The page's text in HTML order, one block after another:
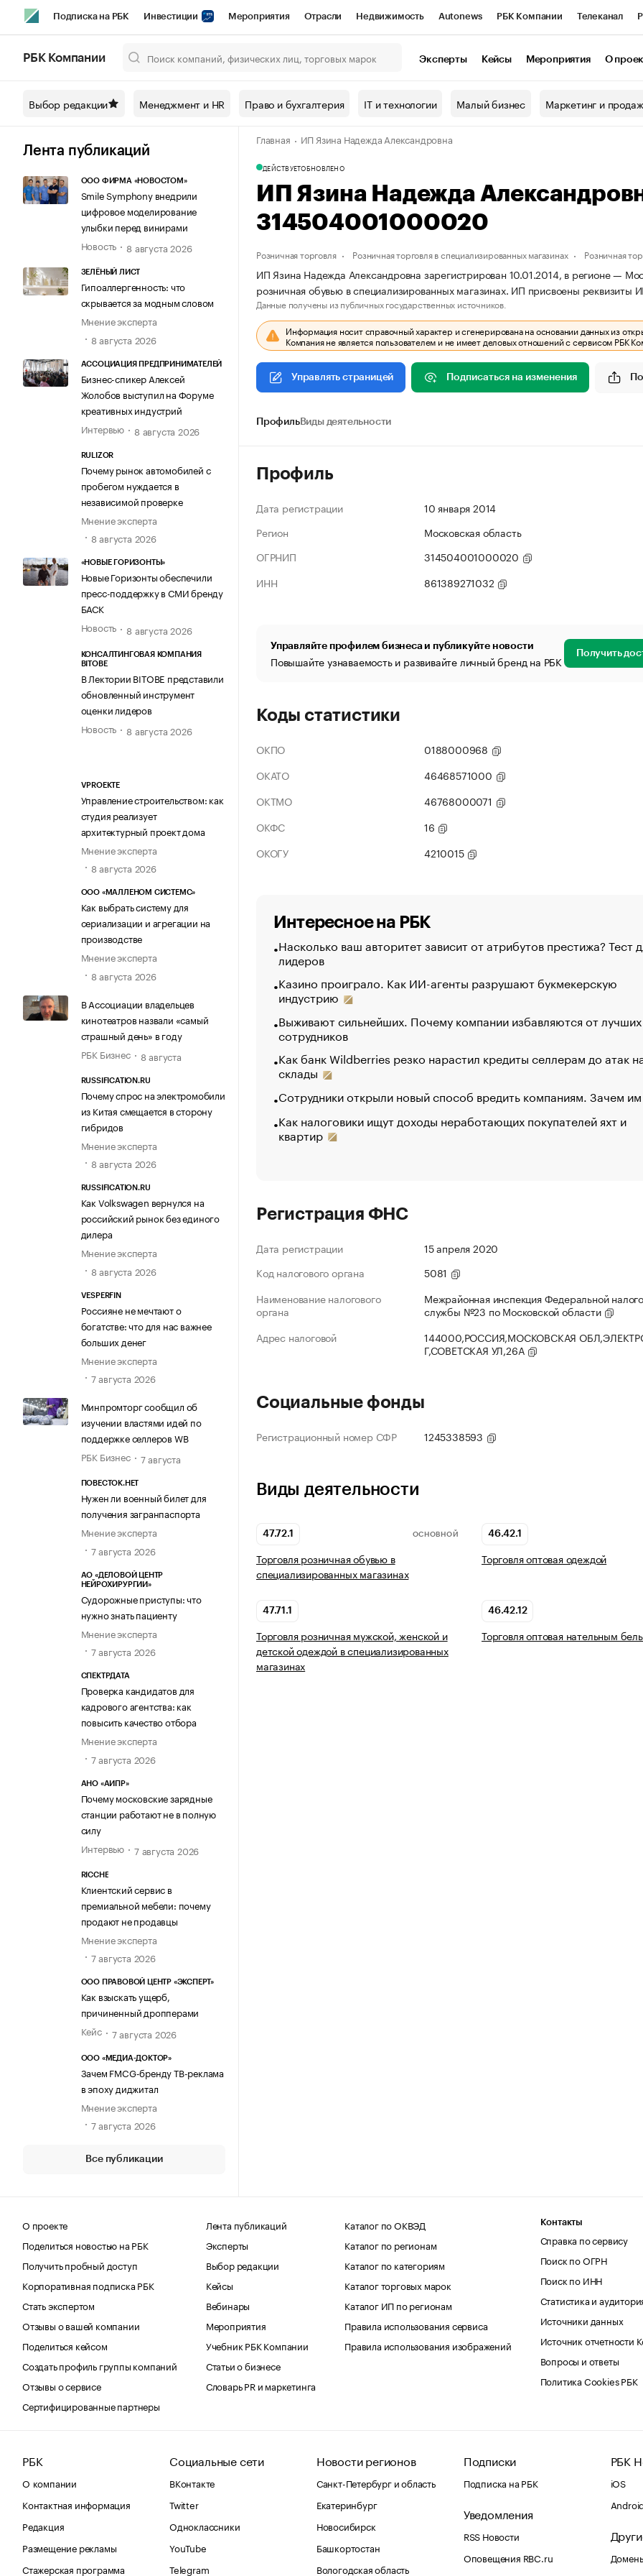
Подписка на РБК Инвестиции Мероприятия Отрасли Недвижимость Autonews РБК Компании Телеканал
Спецпроекты СПб Конференции СПб Спецпроекты Проверка контрагентов
Технологии и медиа Рынок наличной валюты
РБК Компании Эксперты Кейсы Мероприятия О
Выбор редакции Менеджмент и HR Право и бухгалтерия IT и технологии Малый бизнес Маркетинг и
Лента публикаций
ООО ФИРМА «НОВОСТОМ»
Smile Symphony внедрили
цифровое моделирование
улыбки перед винирами
Новость
8 августа 2026
ЗЕЛЁНЫЙ ЛИСТ
Гипоаллергенность: что
скрывается за модным словом
Мнение эксперта
8 августа 2026
АССОЦИАЦИЯ ПРЕДПРИНИМАТЕЛЕЙ
Бизнес-спикер Алексей
Жолобов выступил на Форуме
креативных индустрий
Интервью
8 августа 2026
RULIZOR
Почему рынок автомобилей с
пробегом нуждается в
независимой проверке
Мнение эксперта
8 августа 2026
«НОВЫЕ ГОРИЗОНТЫ»
Новые Горизонты обеспечили
пресс-поддержку в СМИ бренду
БАСК
Новость
8 августа 2026
КОНСАЛТИНГОВАЯ КОМПАНИЯ
BITOBE
В Лектории BITOBE представили
обновленный инструмент
оценки лидеров
Новость
8 августа 2026
VPROEKTE
Управление строительством: как
студия реализует
архитектурный проект дома
Мнение эксперта
8 августа 2026
ООО «МАЛЛЕНОМ СИСТЕМС»
Как выбрать систему для
сериализации и агрегации на
производстве
Мнение эксперта
8 августа 2026
В Ассоциации владельцев
кинотеатров назвали «самый
страшный день» в году
РБК Бизнес
8 августа
RUSSIFICATION.RU
Почему спрос на электромобили
из Китая смещается в сторону
гибридов
Мнение эксперта
8 августа 2026
RUSSIFICATION.RU
Как Volkswagen вернулся на
российский рынок без единого
дилера
Мнение эксперта
8 августа 2026
VESPERFIN
Россияне не мечтают о
богатстве: что для нас важнее
больших денег
Мнение эксперта
7 августа 2026
Минпромторг сообщил об
изучении властями идей по
поддержке селлеров WB
РБК Бизнес
7 августа
ПОВЕСТОК.НЕТ
Нужен ли военный билет для
получения загранпаспорта
Мнение эксперта
7 августа 2026
АО «ДЕЛОВОЙ ЦЕНТР
НЕЙРОХИРУРГИИ»
Судорожные приступы: что
нужно знать пациенту
Мнение эксперта
7 августа 2026
СПЕКТРДАТА
Проверка кандидатов для
кадрового агентства: как
повысить качество отбора
Мнение эксперта
7 августа 2026
АНО «АИПР»
Почему московские зарядные
станции работают не в полную
силу
Интервью
7 августа 2026
RICCHE
Клиентский сервис в
премиальной мебели: почему
продают не продавцы
Мнение эксперта
7 августа 2026
ООО ПРАВОВОЙ ЦЕНТР «ЭКСПЕРТ»
Как взыскать ущерб,
причиненный дропперами
Кейс
7 августа 2026
ООО «МЕДИА-ДОКТОР»
Зачем FMCG-бренду ТВ-реклама
в эпоху диджитал
Мнение эксперта
7 августа 2026
Все публикации
Главная ИП Язина Надежда Александровна
ДЕЙСТВУЕТОБНОВЛЕНО
ИП Язина Надежда
314504001000020
Розничная торговля Розничная торговля в специализированных магазинах Розничная
ИП Язина Надежда Александровна зарегистрирован 10.01.2014, в регионе —
розничная обувью в специализированных магазинах. ИП присвоены
Данные получены из публичных государственных источников.
Информация носит справочный характер и сгенерирована на основании данных из
Компания не является пользователем и не имеет деловых отношений с сервисом РБК
Управлять страницей Подписаться на изменения
ПрофильВиды деятельности
Профиль
Дата регистрации
10 января 2014
Регион
Московская область
ОГРНИП
314504001000020
ИНН
861389271032
Управляйте профилем бизнеса и публикуйте новости
Повышайте узнаваемость и развивайте личный бренд на РБК Получить
Коды статистики
ОКПО
0188000968
ОКАТО
46468571000
ОКТМО
46768000071
ОКФС
16
ОКОГУ
4210015
Интересное на РБК
Насколько ваш авторитет зависит от атрибутов престижа? Тест
лидеров
Казино проиграло. Как ИИ-агенты разрушают букмекерскую
индустрию
Выживают сильнейших. Почему компании избавляются от лучших
сотрудников
Как банк Wildberries резко нарастил кредиты селлерам до атак
склады
Сотрудники открыли новый способ вредить компаниям. Зачем
Как налоговики ищут доходы неработающих покупателей яхт и
квартир
Регистрация ФНС
Дата регистрации
15 апреля 2020
Код налогового органа
5081
Наименование налогового
органа
Межрайонная инспекция Федеральной
службы №23 по Московской области
Адрес налоговой
144000,РОССИЯ,МОСКОВСКАЯ
Г,СОВЕТСКАЯ УЛ,26А
Социальные фонды
Регистрационный номер СФР 1245338593
Виды деятельности
47.72.1 ОСНОВНОЙ
Торговля розничная обувью в
специализированных магазинах
46.42.1
Торговля оптовая одеждой
47.71.1
Торговля розничная мужской, женской и
детской одеждой в специализированных
магазинах
46.42.12
Торговля оптовая нательным
О проекте
Поделиться новостью на РБК
Получить пробный доступ
Корпоративная подписка РБК
Стать экспертом
Отзывы о вашей компании
Поделиться кейсом
Создать профиль группы компаний
Отзывы о сервисе
Сертифицированные партнеры
Лента публикаций
Эксперты
Выбор редакции
Кейсы
Вебинары
Мероприятия
Учебник РБК Компании
Статьи о бизнесе
Словарь PR и маркетинга
Каталог по ОКВЭД
Каталог по регионам
Каталог по категориям
Каталог торговых марок
Каталог ИП по регионам
Правила использования сервиса
Правила использования изображений
Контакты
Справка по сервису
Поиск по ОГРН
Поиск по ИНН
Статистика и
Источники данных
Источник отчетности
Вопросы и ответы
Политика Cookies РБК
РБК
О компании
Контактная информация
Редакция
Размещение рекламы
Стажерская программа
Социальные сети
ВКонтакте
Twitter
Одноклассники
YouTube
Telegram
Новости регионов
Санкт-Петербург и область
Екатеринбург
Новосибирск
Башкортостан
Вологодская область
Подписки
Подписка на РБК
Уведомления
RSS Новости
Оповещения RBC.ru
РБК
iOS